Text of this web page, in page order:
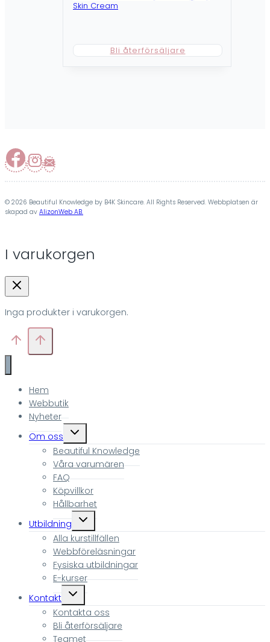
Skin Cream
Bli återförsäljare
© 2026 Beautiful Knowledge by B4K Skincare. All Rights Reserved. Webbplatsen är
skapad av AlizonWeb AB.
I varukorgen
Inga produkter i varukorgen.
Hem
Webbutik
Nyheter
Om oss
Toggle
child
menu
Beautiful Knowledge
Våra varumären
FAQ
Köpvillkor
Hållbarhet
Utbildning
Toggle
child
menu
Alla kurstillfällen
Webbföreläsningar
Fysiska utbildningar
E-kurser
Kontakt
Toggle
child
menu
Kontakta oss
Bli återförsäljare
Teamet